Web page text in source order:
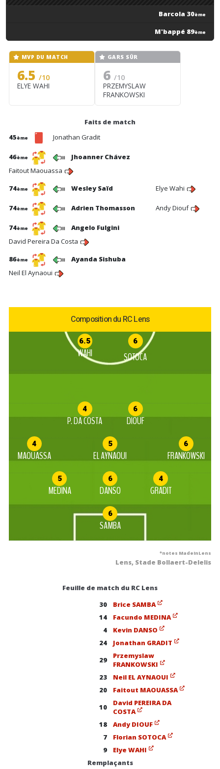
Barcola 30ème
M'bappé 89ème
MVP DU MATCH
6.5 /10
ELYE WAHI
GARS SÛR
6 /10
PRZEMYSLAW
FRANKOWSKI
Faits de match
45ème Jonathan Gradit
46ème
Jhoanner Chávez
Faitout Maouassa
74ème Wesley Saïd Elye Wahi
74ème Adrien Thomasson Andy Diouf
74ème
Angelo Fulgini
David Pereira Da Costa
86ème
Ayanda Sishuba
Neil El Aynaoui
Composition du RC Lens
6.5
WAHI
6
SOTOCA
4
P. DA COSTA
6
DIOUF
4
MAOUASSA
5
EL AYNAOUI
6
FRANKOWSKI
5
MEDINA
6
DANSO
4
GRADIT
6
SAMBA
*notes MadeInLens
Lens, Stade Bollaert-Delelis
Feuille de match du RC Lens
30
Brice SAMBA
14
Facundo MEDINA
4
Kevin DANSO
24
Jonathan GRADIT
29
Przemyslaw
FRANKOWSKI
23
Neil EL AYNAOUI
20
Faitout MAOUASSA
10
David PEREIRA DA
COSTA
18
Andy DIOUF
7
Florian SOTOCA
9
Elye WAHI
Remplaçants